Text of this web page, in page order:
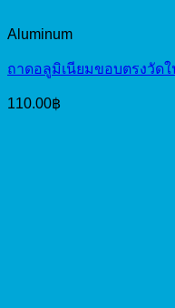
Aluminum
ถาดอลูมิเนียมขอบตรงวัดใ
110.00฿